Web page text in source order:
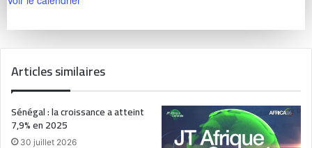
Articles similaires
Sénégal : la croissance a atteint
7,9% en 2025
30 juillet 2026